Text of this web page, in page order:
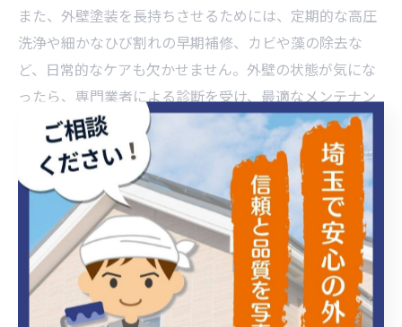
また、外壁塗装を長持ちさせるためには、定期的な高圧
洗浄や細かなひび割れの早期補修、カビや藻の除去な
ど、日常的なケアも欠かせません。外壁の状態が気にな
ったら、専門業者による診断を受け、最適なメンテナン
ス周期を相談しましょう。
費用を無駄にしない外壁塗装時期の選び方
外壁塗装の費用は、塗料の種類や施工面積、工事内容に
よって大きく変動しますが、適切な時期を選ぶことで余
計なコストを抑えることが可能です。埼玉県では、自治
体の補助金制度や助成金を活用することで、費用負担を
軽減できる場合があります。